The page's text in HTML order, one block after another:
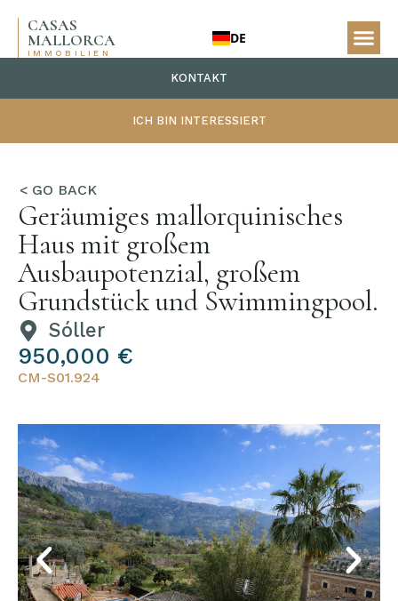
CASAS
MALLORCA
IMMOBILIEN
DE
KONTAKT
ICH BIN INTERESSIERT
Geräumiges mallorquinisches
Haus mit großem
Ausbaupotenzial, großem
Grundstück und Swimmingpool.
Sóller
950,000 €
CM-S01.924